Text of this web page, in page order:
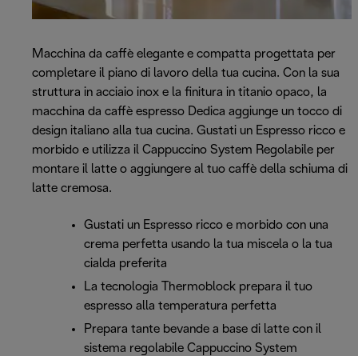
Macchina da caffè elegante e compatta progettata per
completare il piano di lavoro della tua cucina. Con la sua
struttura in acciaio inox e la finitura in titanio opaco, la
macchina da caffè espresso Dedica aggiunge un tocco di
design italiano alla tua cucina. Gustati un Espresso ricco e
morbido e utilizza il Cappuccino System Regolabile per
montare il latte o aggiungere al tuo caffè della schiuma di
latte cremosa.
Gustati un Espresso ricco e morbido con una
crema perfetta usando la tua miscela o la tua
cialda preferita
La tecnologia Thermoblock prepara il tuo
espresso alla temperatura perfetta
Prepara tante bevande a base di latte con il
sistema regolabile Cappuccino System